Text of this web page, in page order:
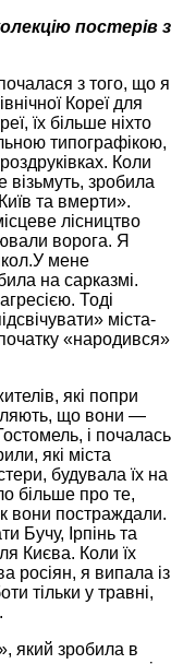
постерів з
з того, що я
Кореї для
їх більше ніхто
типографікою,
Коли
візьмуть, зробила
та вмерти».
лісництво
ворога. Я
мене
на сарказмі.
Тоді
міста-
«народився»
які попри
що вони —
і почалась
які міста
будувала їх на
більше про те,
вони постраждали.
Бучу, Ірпінь та
Києва. Коли їх
росіян, я випала із
тільки у травні,
який зробила в